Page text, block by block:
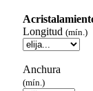
Longitud (mín.)
Anchura
(mín.)